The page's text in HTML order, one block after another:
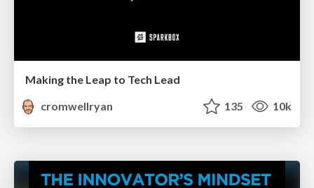
Making the Leap to Tech Lead
cromwellryan
135 10k